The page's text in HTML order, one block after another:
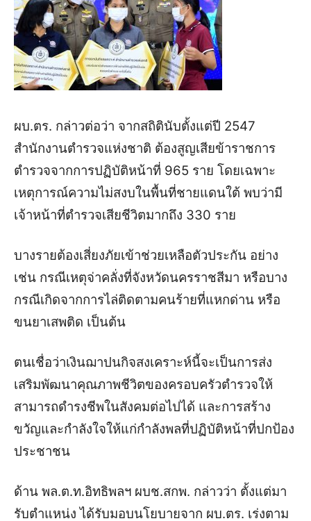
ผบ.ตร. กล่าวต่อว่า จากสถิตินับตั้งแต่ปี 2547
สำนักงานตำรวจแห่งชาติ ต้องสูญเสียข้าราชการ
ตำรวจจากการปฏิบัติหน้าที่ 965 ราย โดยเฉพาะ
เหตุการณ์ความไม่สงบในพื้นที่ชายแดนใต้ พบว่ามี
เจ้าหน้าที่ตำรวจเสียชีวิตมากถึง 330 ราย
บางรายต้องเสี่ยงภัยเข้าช่วยเหลือตัวประกัน อย่าง
เช่น กรณีเหตุจ่าคลั่งที่จังหวัดนครราชสีมา หรือบาง
กรณีเกิดจากการไล่ติดตามคนร้ายที่แหกด่าน หรือ
ขนยาเสพติด เป็นต้น
ตนเชื่อว่าเงินฌาปนกิจสงเคราะห์นี้จะเป็นการส่ง
เสริมพัฒนาคุณภาพชีวิตของครอบครัวตำรวจให้
สามารถดำรงชีพในสังคมต่อไปได้ และการสร้าง
ขวัญและกำลังใจให้แก่กำลังพลที่ปฏิบัติหน้าที่ปกป้อง
ประชาชน
ด้าน พล.ต.ท.อิทธิพลฯ ผบช.สกพ. กล่าวว่า ตั้งแต่มา
รับตำแหน่ง ได้รับมอบนโยบายจาก ผบ.ตร. เร่งตาม